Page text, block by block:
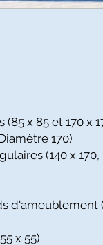
x 85 et 170 x
170)
(140 x 170,
d'ameublement
x 55)